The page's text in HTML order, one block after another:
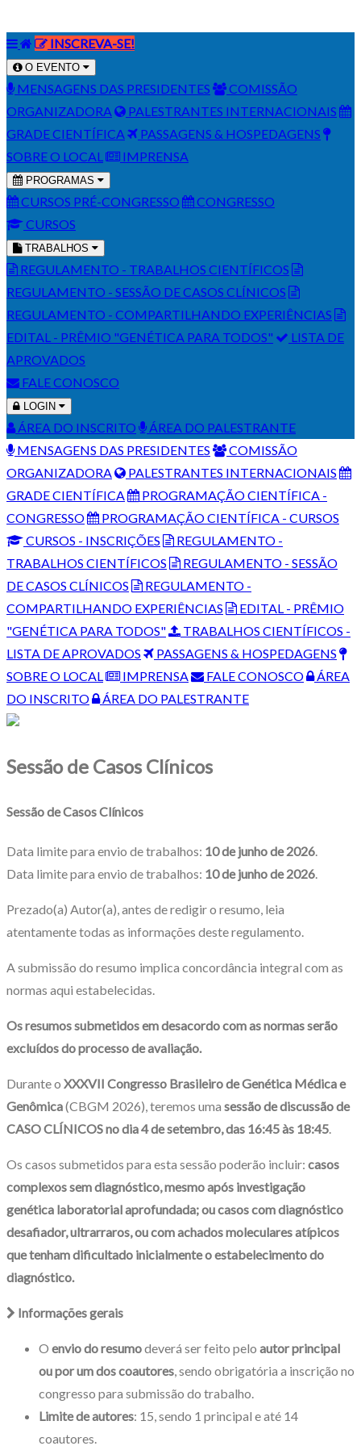
INSCREVA-SE!
O EVENTO
MENSAGENS DAS PRESIDENTES
COMISSÃO
ORGANIZADORA
PALESTRANTES INTERNACIONAIS
GRADE CIENTÍFICA
PASSAGENS & HOSPEDAGENS
SOBRE O LOCAL
IMPRENSA
PROGRAMAS
CURSOS PRÉ-CONGRESSO
CONGRESSO
CURSOS
TRABALHOS
REGULAMENTO - TRABALHOS CIENTÍFICOS
REGULAMENTO - SESSÃO DE CASOS CLÍNICOS
REGULAMENTO - COMPARTILHANDO EXPERIÊNCIAS
EDITAL - PRÊMIO "GENÉTICA PARA TODOS"
LISTA DE
APROVADOS
FALE CONOSCO
LOGIN
ÁREA DO INSCRITO
ÁREA DO PALESTRANTE
MENSAGENS DAS PRESIDENTES
COMISSÃO
ORGANIZADORA
PALESTRANTES INTERNACIONAIS
GRADE CIENTÍFICA
PROGRAMAÇÃO CIENTÍFICA -
CONGRESSO
PROGRAMAÇÃO CIENTÍFICA - CURSOS
CURSOS - INSCRIÇÕES
REGULAMENTO -
TRABALHOS CIENTÍFICOS
REGULAMENTO - SESSÃO
DE CASOS CLÍNICOS
REGULAMENTO -
COMPARTILHANDO EXPERIÊNCIAS
EDITAL - PRÊMIO
"GENÉTICA PARA TODOS"
TRABALHOS CIENTÍFICOS -
LISTA DE APROVADOS
PASSAGENS & HOSPEDAGENS
SOBRE O LOCAL
IMPRENSA FALE CONOSCO
ÁREA
DO INSCRITO
ÁREA DO PALESTRANTE
Sessão de Casos Clínicos
Sessão de Casos Clínicos
Data limite para envio de trabalhos: 10 de junho de 2026.
Data limite para envio de trabalhos: 10 de junho de 2026.
Prezado(a) Autor(a), antes de redigir o resumo, leia
atentamente todas as informações deste regulamento.
A submissão do resumo implica concordância integral com as
normas aqui estabelecidas.
Os resumos submetidos em desacordo com as normas serão
excluídos do processo de avaliação.
Durante o XXXVII Congresso Brasileiro de Genética Médica e
Genômica(CBGM 2026), teremos uma sessão de discussão de
CASO CLÍNICOS no dia 4 de setembro, das 16:45 às 18:45.
Os casos submetidos para esta sessão poderão incluir: casos
complexos sem diagnóstico, mesmo após investigação
genética laboratorial aprofundada; ou casos com diagnóstico
desafiador, ultrarraros, ou com achados moleculares atípicos
que tenham dificultado inicialmente o estabelecimento do
diagnóstico.
Informações gerais
O envio do resumodeverá ser feito pelo autor principal
ou por um dos coautores, sendo obrigatória a inscrição no
congresso para submissão do trabalho.
Limite de autores: 15, sendo 1 principal e até 14
coautores.